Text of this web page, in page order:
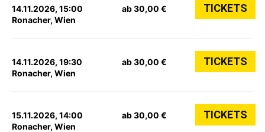
14.11.2026, 15:00
Ronacher, Wien
ab 30,00 € TICKETS
14.11.2026, 19:30
Ronacher, Wien
ab 30,00 € TICKETS
15.11.2026, 14:00
Ronacher, Wien
ab 30,00 € TICKETS